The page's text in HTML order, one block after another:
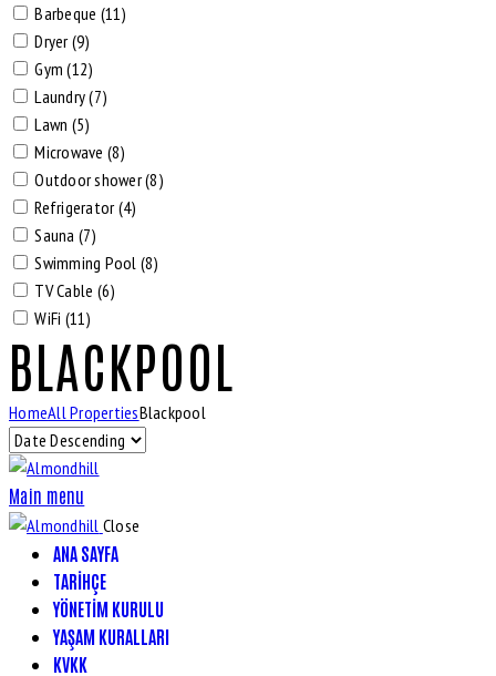
Barbeque (11)
Dryer (9)
Gym (12)
Laundry (7)
Lawn (5)
Microwave (8)
Outdoor shower (8)
Refrigerator (4)
Sauna (7)
Swimming Pool (8)
TV Cable (6)
WiFi (11)
BLACKPOOL
HomeAll PropertiesBlackpool
Main menu
Close
ANA SAYFA
TARIHÇE
YÖNETIM KURULU
YAŞAM KURALLARI
KVKK